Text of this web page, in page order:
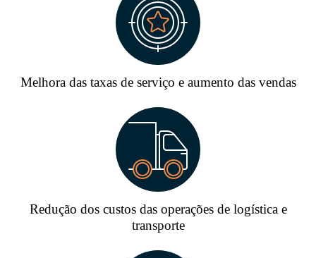
Melhora das taxas de serviço e aumento das vendas
Redução dos custos das operações de logística e
transporte